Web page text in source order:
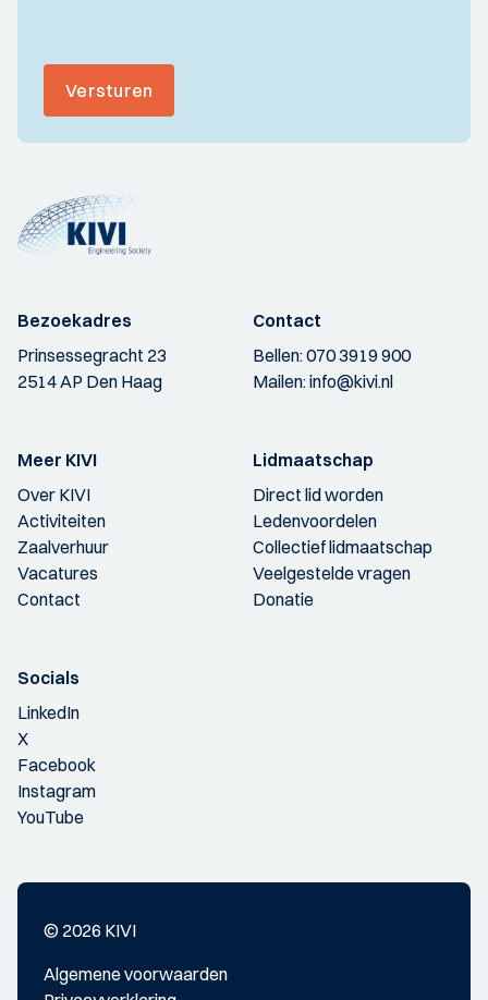
Versturen
Bezoekadres
Prinsessegracht 23
2514 AP Den Haag
Contact
Bellen:070 3919 900
Mailen:info@kivi.nl
Meer KIVI
Over KIVI
Activiteiten
Zaalverhuur
Vacatures
Contact
Lidmaatschap
Direct lid worden
Ledenvoordelen
Collectief lidmaatschap
Veelgestelde vragen
Donatie
Socials
LinkedIn
X
Facebook
Instagram
YouTube
© 2026 KIVI
Algemene voorwaarden